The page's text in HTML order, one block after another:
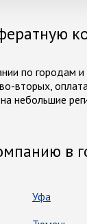
по городам
вторых,
небольшие
в
Уфа